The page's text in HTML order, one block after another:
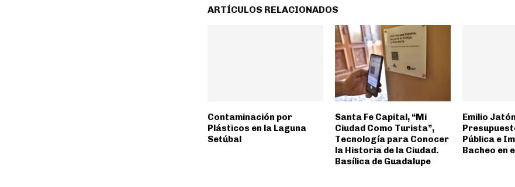
ARTÍCULOS RELACIONADOS
Contaminación por
Plásticos en la Laguna
Setúbal
Santa Fe Capital, “Mi
Ciudad Como Turista”,
Tecnología para Conocer
la Historia de la Ciudad.
Basílica de Guadalupe
Emilio
Pública e
Bacheo en